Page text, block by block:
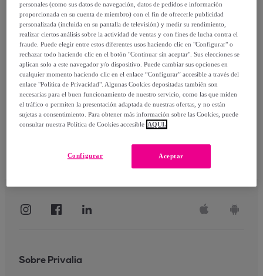
Regístrate y accede a todos los productos visibles
para nuestros miembros.
Identificarme
Sobre Privalia
personales (como sus datos de navegación, datos de pedidos e información
proporcionada en su cuenta de miembro) con el fin de ofrecerle publicidad
personalizada (incluida en su pantalla de televisión) y medir su rendimiento,
realizar ciertos análisis sobre la actividad de ventas y con fines de lucha contra el
fraude. Puede elegir entre estos diferentes usos haciendo clic en "Configurar" o
rechazar todo haciendo clic en el botón "Continuar sin aceptar". Sus elecciones se
aplican solo a este navegador y/o dispositivo. Puede cambiar sus opciones en
cualquier momento haciendo clic en el enlace “Configurar” accesible a través del
enlace "Política de Privacidad". Algunas Cookies depositadas también son
necesarias para el buen funcionamiento de nuestro servicio, como las que miden
el tráfico o permiten la presentación adaptada de nuestras ofertas, y no están
sujetas a consentimiento. Para obtener más información sobre las Cookies, puede
consultar nuestra Política de Cookies accesible AQUÍ.
Aceptar
Configurar